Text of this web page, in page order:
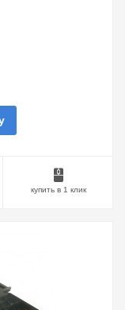
купить в 1 клик